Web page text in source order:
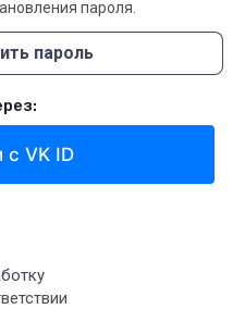
пароля.
пароль
с VK ID